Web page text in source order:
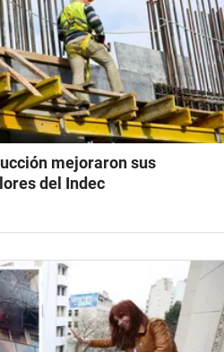
mejoraron sus
del Indec